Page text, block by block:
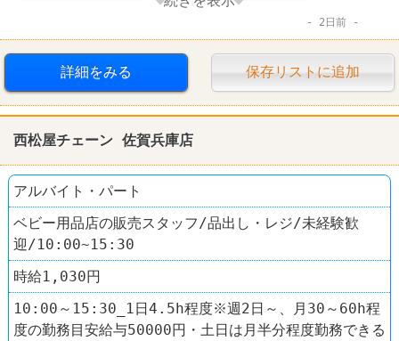
2日前
詳細をみる 保存リストに追加
西松屋チェーン 佐賀兵庫店
アルバイト・パート
ベビー用品店の販売スタッフ/品出し・レジ/未経験歓
迎/10:00~15:30
時給1,030円
10:00～15:30_1日4.5h程度※週2日～、月30～60h程
度の勤務目安給与50000円・土日は月半分程度勤務できる